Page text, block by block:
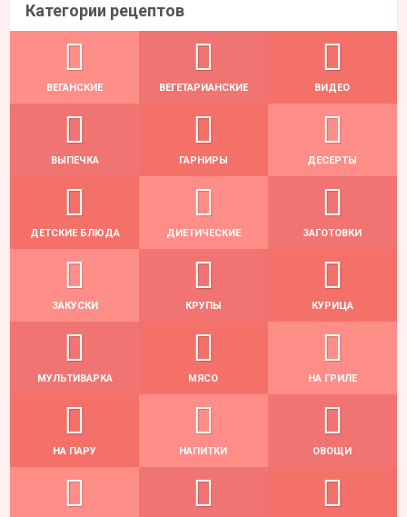
Категории рецептов
ВЕГАНСКИЕ ВЕГЕТАРИАНСКИЕ ВИДЕО
ВЫПЕЧКА ГАРНИРЫ ДЕСЕРТЫ
ДЕТСКИЕ БЛЮДА ДИЕТИЧЕСКИЕ ЗАГОТОВКИ
ЗАКУСКИ КРУПЫ КУРИЦА
МУЛЬТИВАРКА МЯСО НА ГРИЛЕ
НА ПАРУ НАПИТКИ ОВОЩИ